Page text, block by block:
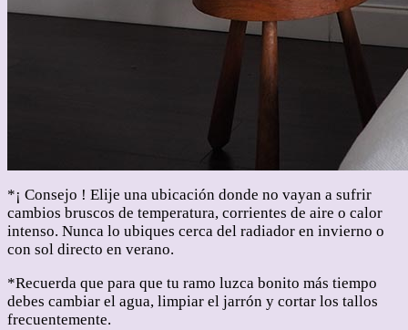
*¡ Consejo ! Elije una ubicación donde no vayan a sufrir
cambios bruscos de temperatura, corrientes de aire o calor
intenso. Nunca lo ubiques cerca del radiador en invierno o
con sol directo en verano.
*Recuerda que para que tu ramo luzca bonito más tiempo
debes cambiar el agua, limpiar el jarrón y cortar los tallos
frecuentemente.